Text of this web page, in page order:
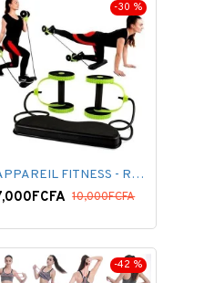
-30 %
APPAREIL FITNESS - REVOFLEX - THÉRAPEUTUQUE
10,000FCFA
-42 %